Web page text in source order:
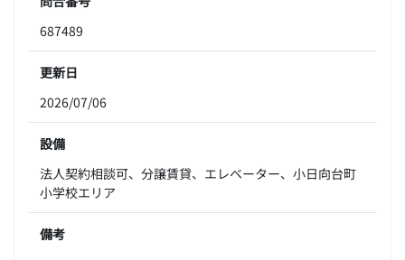
687489
更新日
2026/07/06
設備
法人契約相談可、分譲賃貸、エレベーター、小日向台町
小学校エリア
備考